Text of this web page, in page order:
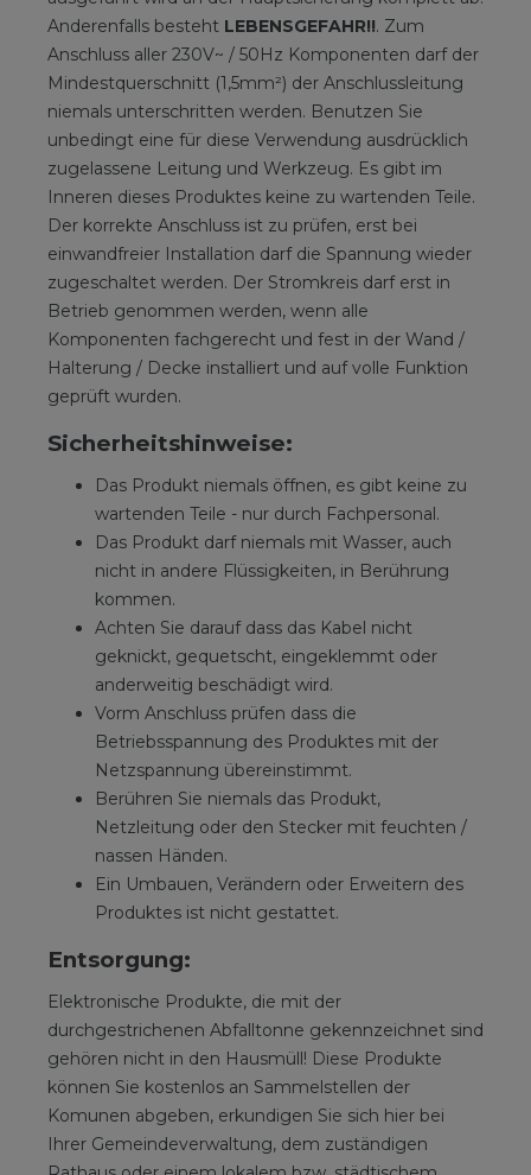
Anderenfalls besteht LEBENSGEFAHR!!. Zum
Anschluss aller 230V~ / 50Hz Komponenten darf der
Mindestquerschnitt (1,5mm²) der Anschlussleitung
niemals unterschritten werden. Benutzen Sie
unbedingt eine für diese Verwendung ausdrücklich
zugelassene Leitung und Werkzeug. Es gibt im
Inneren dieses Produktes keine zu wartenden Teile.
Der korrekte Anschluss ist zu prüfen, erst bei
einwandfreier Installation darf die Spannung wieder
zugeschaltet werden. Der Stromkreis darf erst in
Betrieb genommen werden, wenn alle
Komponenten fachgerecht und fest in der Wand /
Halterung / Decke installiert und auf volle Funktion
geprüft wurden.
Sicherheitshinweise:
Das Produkt niemals öffnen, es gibt keine zu
wartenden Teile - nur durch Fachpersonal.
Das Produkt darf niemals mit Wasser, auch
nicht in andere Flüssigkeiten, in Berührung
kommen.
Achten Sie darauf dass das Kabel nicht
geknickt, gequetscht, eingeklemmt oder
anderweitig beschädigt wird.
Vorm Anschluss prüfen dass die
Betriebsspannung des Produktes mit der
Netzspannung übereinstimmt.
Berühren Sie niemals das Produkt,
Netzleitung oder den Stecker mit feuchten /
nassen Händen.
Ein Umbauen, Verändern oder Erweitern des
Produktes ist nicht gestattet.
Entsorgung:
Elektronische Produkte, die mit der
durchgestrichenen Abfalltonne gekennzeichnet sind
gehören nicht in den Hausmüll! Diese Produkte
können Sie kostenlos an Sammelstellen der
Komunen abgeben, erkundigen Sie sich hier bei
Ihrer Gemeindeverwaltung, dem zuständigen